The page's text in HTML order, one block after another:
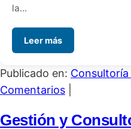
la...
Leer más
Publicado en:
Comentarios
Gestión y